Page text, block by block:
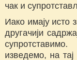
чак и
Иако имају
другачији
изведемо, на